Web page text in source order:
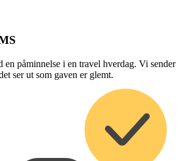
påminnelse i en travel hverdag. Vi sender
ser ut som gaven er glemt.